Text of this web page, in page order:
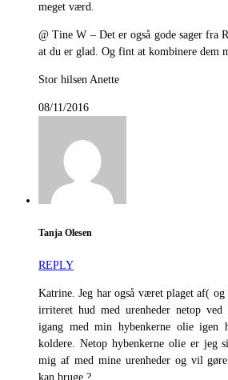
meget værd.
@ Tine W – Det er også gode sager fra
at du er glad. Og fint at kombinere dem
Stor hilsen Anette
08/11/2016
Tanja Olesen
REPLY
Katrine. Jeg har også været plaget af(
irriteret hud med urenheder netop
igang med min hybenkerne olie
koldere. Netop hybenkerne olie er jeg
mig af med mine urenheder og vil
kan bruge ?